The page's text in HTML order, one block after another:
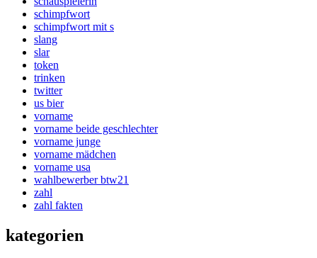
schimpfwort
schimpfwort mit s
slang
slar
token
trinken
twitter
us bier
vorname
vorname beide geschlechter
vorname junge
vorname mädchen
vorname usa
wahlbewerber btw21
zahl
zahl fakten
kategorien